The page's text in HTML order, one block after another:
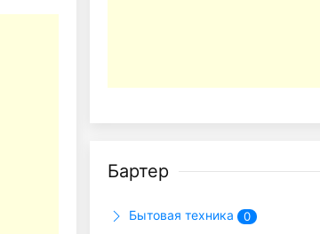
Бартер
Бытовая техника 0